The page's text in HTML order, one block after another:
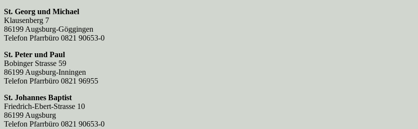
St. Georg und Michael
Klausenberg 7
86199 Augsburg-Göggingen
Telefon Pfarrbüro 0821 90653-0
St. Peter und Paul
Bobinger Strasse 59
86199 Augsburg-Inningen
Telefon Pfarrbüro 0821 96955
St. Johannes Baptist
Friedrich-Ebert-Strasse 10
86199 Augsburg
Telefon Pfarrbüro 0821 90653-0